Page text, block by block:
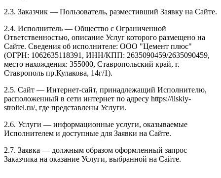
2.3. Заказчик — Пользователь, разместивший Заявку на Сайте.
2.4. Исполнитель — Общество с Ограниченной
Ответственностью, описание Услуг которого размещено на
Сайте. Сведения об исполнителе: ООО "Цемент плюс"
(ОГРН: 1062635118391, ИНН/КПП: 2635090459/2635090459,
место нахождения: 355000, Ставропольский край, г.
Ставрополь пр.Кулакова, 14г/1).
2.5. Сайт — Интернет-сайт, принадлежащий Исполнителю,
расположенный в сети интернет по адресу https://ilskiy-
stroitel.ru/, где представлены Услуги.
2.6. Услуги — информационные услуги, оказываемые
Исполнителем и доступные для Заявки на Сайте.
2.7. Заявка — должным образом оформленный запрос
Заказчика на оказание Услуги, выбранной на Сайте.